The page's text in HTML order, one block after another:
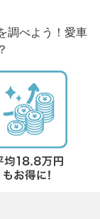
調べよう！愛車